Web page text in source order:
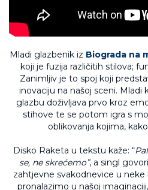
Mladi glazbenik iz Biograda na
koji je fuzija različitih stilova;
Zanimljiv je to spoj koji
inovaciju na našoj sceni. Mladi
glazbu doživljava prvo kroz
stihove te se potom igra s
oblikovanja kojima,
Disko Raketa u tekstu kaže: “
se, ne skrećemo”, a singl
zahtjevne svakodnevice u
pronalazimo u našoj